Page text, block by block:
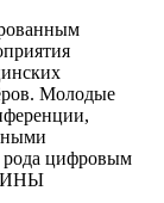
Молодые
рода цифровым